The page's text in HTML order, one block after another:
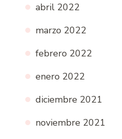
abril 2022
marzo 2022
febrero 2022
enero 2022
diciembre 2021
noviembre 2021